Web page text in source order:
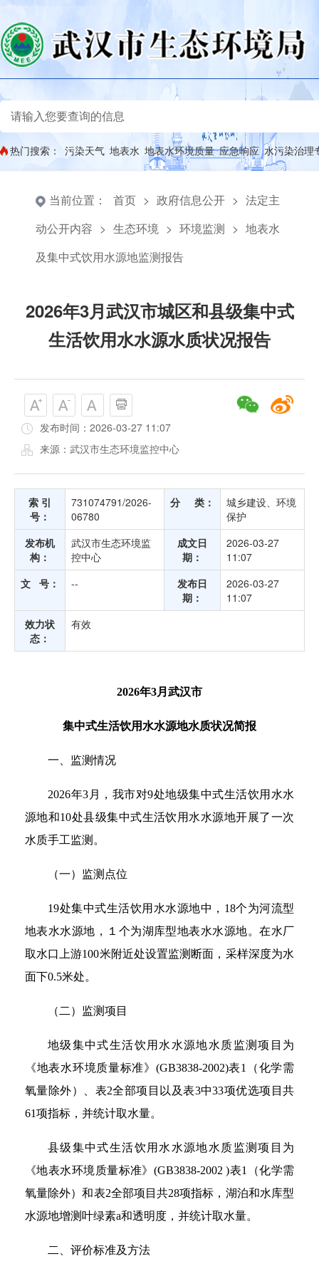
热门搜索： 污染天气 地表水 地表水环境质量 应急响应 水污染治理
当前位置： 首页 > 政府信息公开 > 法定主
动公开内容 > 生态环境 > 环境监测 > 地表水
及集中式饮用水源地监测报告
2026年3月武汉市城区和县级集中式
生活饮用水水源水质状况报告
发布时间：2026-03-27 11:07
来源：武汉市生态环境监控中心
索 引
号：
731074791/2026-
06780
分 类：
城乡建设、环境
保护
发布机
构：
武汉市生态环境监
控中心
成文日
期：
2026-03-27
11:07
文 号：
--
发布日
期：
2026-03-27
11:07
效力状
态：
有效
2026年3月武汉市
集中式生活饮用水水源地水质状况简报
一、监测情况
2026年3月，我市对9处地级集中式生活饮用水水
源地和10处县级集中式生活饮用水水源地开展了一次
水质手工监测。
（一）监测点位
19处集中式生活饮用水水源地中，18个为河流型
地表水水源地，１个为湖库型地表水水源地。在水厂
取水口上游100米附近处设置监测断面，采样深度为水
面下0.5米处。
（二）监测项目
地级集中式生活饮用水水源地水质监测项目为
《地表水环境质量标准》(GB3838-2002)表1（化学需
氧量除外）、表2全部项目以及表3中33项优选项目共
61项指标，并统计取水量。
县级集中式生活饮用水水源地水质监测项目为
《地表水环境质量标准》(GB3838-2002 )表1（化学需
氧量除外）和表2全部项目共28项指标，湖泊和水库型
水源地增测叶绿素a和透明度，并统计取水量。
二、评价标准及方法